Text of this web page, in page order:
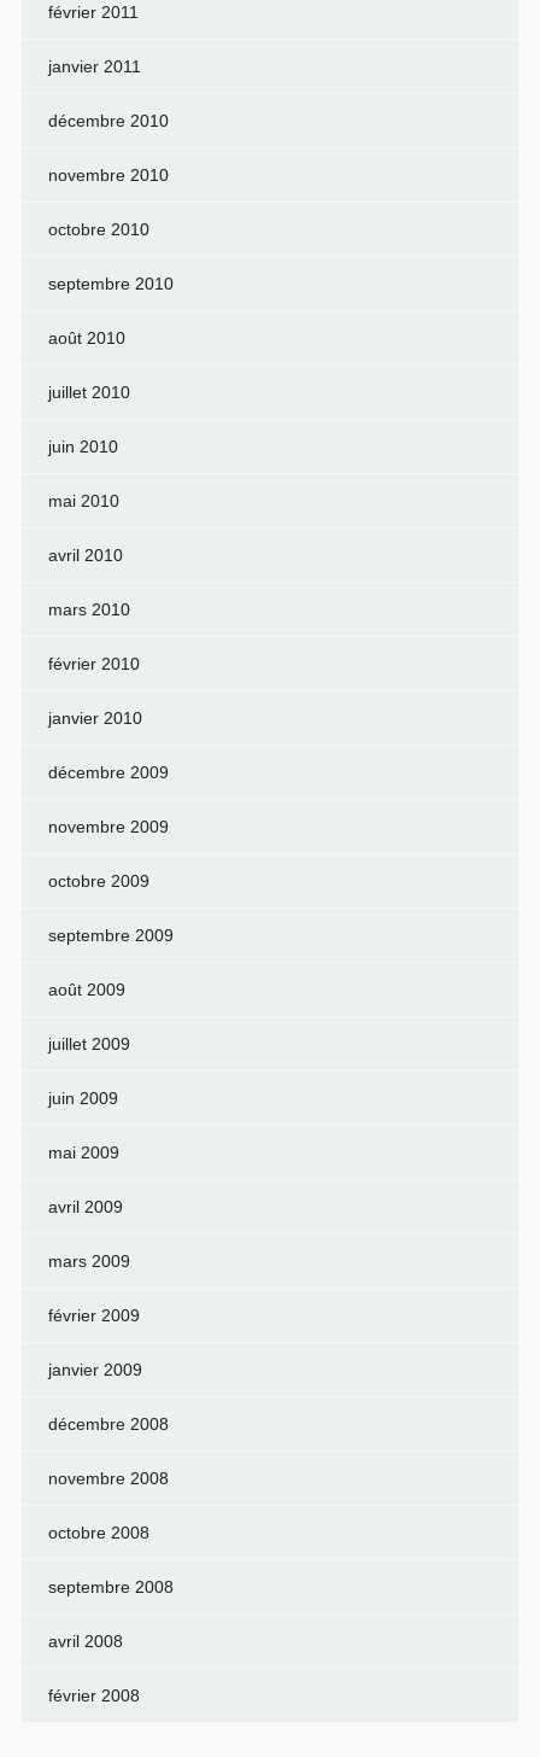
février 2011
janvier 2011
décembre 2010
novembre 2010
octobre 2010
septembre 2010
août 2010
juillet 2010
juin 2010
mai 2010
avril 2010
mars 2010
février 2010
janvier 2010
décembre 2009
novembre 2009
octobre 2009
septembre 2009
août 2009
juillet 2009
juin 2009
mai 2009
avril 2009
mars 2009
février 2009
janvier 2009
décembre 2008
novembre 2008
octobre 2008
septembre 2008
avril 2008
février 2008